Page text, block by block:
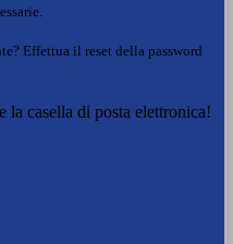
Effettua il reset della password
casella di posta elettronica!